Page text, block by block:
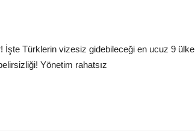
İşte Türklerin vizesiz gidebileceği en ucuz 9 ülke
Yönetim rahatsız